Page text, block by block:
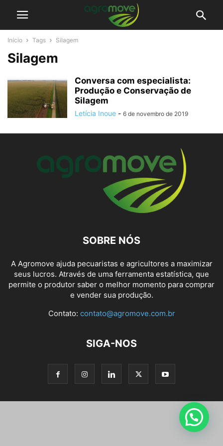
Início Tags Silagem
Silagem
Conversa com especialista:
Produção e Conservação de
Silagem
Letícia Inoue - 6 de novembro de 2019
SOBRE NÓS
A Agromove ajuda pecuaristas e agricultores a maximizar
seus lucros. Através de uma ferramenta estatística, que
permite o produtor saber o melhor momento para comprar
e vender sua produção.
Contato: contato@agromove.com.br
SIGA-NOS